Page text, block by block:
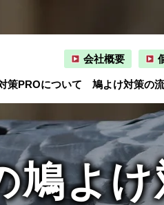
会社概要
策PROについて 鳩よけ対策の
鳩よ